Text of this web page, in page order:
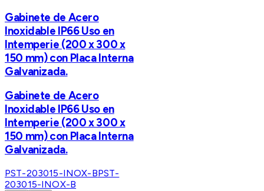
Gabinete de Acero
Inoxidable IP66 Uso en
Intemperie (200 x 300 x
150 mm) con Placa Interna
Galvanizada.
Gabinete de Acero
Inoxidable IP66 Uso en
Intemperie (200 x 300 x
150 mm) con Placa Interna
Galvanizada.
PST-203015-INOX-BPST-
203015-INOX-B